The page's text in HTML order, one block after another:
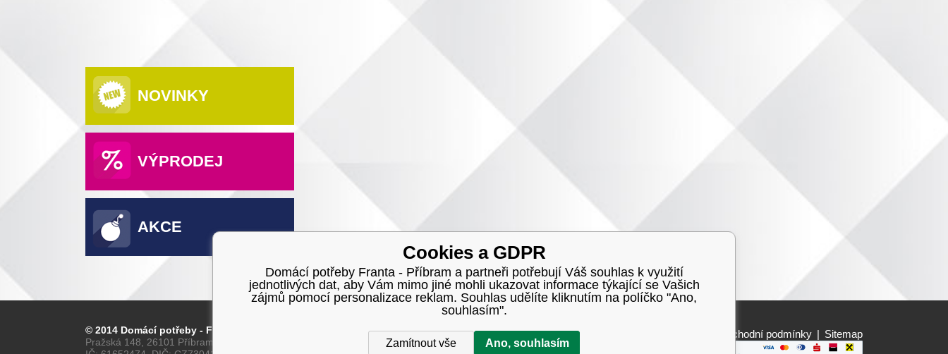
NOVINKY
VÝPRODEJ
AKCE
© 2014 Domácí potřeby - Franta
Pražská 148, 26101 Příbram
Obchodní podmínky | Sitemap
Cookies a GDPR
Domácí potřeby Franta - Příbram a partneři potřebují Váš souhlas k využití
jednotlivých dat, aby Vám mimo jiné mohli ukazovat informace týkající se Vašich
zájmů pomocí personalizace reklam. Souhlas udělíte kliknutím na políčko "Ano,
souhlasím".
Zamítnout vše Ano, souhlasím